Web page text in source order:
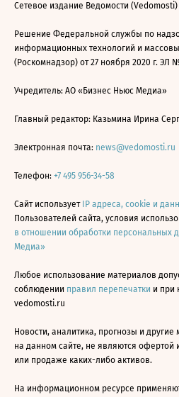
Сетевое издание Ведомости (Vedomosti)
Решение Федеральной службы по
информационных технологий и
(Роскомнадзор) от 27 ноября 2020 г. ЭЛ
Учредитель: АО «Бизнес Ньюс Медиа»
Главный редактор: Казьмина Ирина
Электронная почта: news@vedomosti.ru
Телефон: +7 495 956-34-58
Сайт использует IP адреса, cookie и
Пользователей сайта, условия
в отношении обработки персональных
Медиа»
Любое использование материалов
соблюдении правил перепечатки и при
vedomosti.ru
Новости, аналитика, прогнозы и
на данном сайте, не являются офертой
или продаже каких-либо активов.
На информационном ресурсе